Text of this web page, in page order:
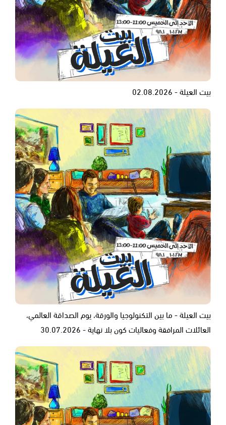
بيت العيلة - 02.08.2026
بيت العيلة - ما بين التكنولوجيا والورقة، يوم الصداقة العالمي،
العائلات المرافقة وفعاليات كون بلا نهاية - 30.07.2026